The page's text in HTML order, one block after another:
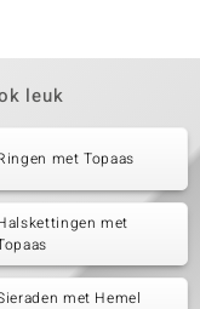
leuk
met Topaas
met
met Hemel